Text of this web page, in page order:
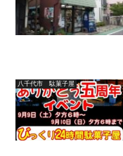
八千代市 駄菓子屋